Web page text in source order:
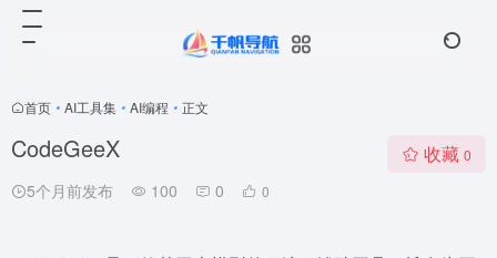
首页 • AI工具集 • AI编程 • 正文
CodeGeeX
5个月前发布 100 0 0
收藏 0